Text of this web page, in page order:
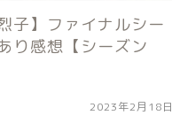
子】ファイナルシー
り感想【シーズン
2023年2月18日